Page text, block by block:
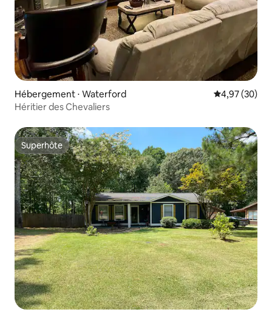
Hébergement ⋅ Waterford Évaluation
4,97 (30)
Héritier des Chevaliers
Superhôte
Superhôte